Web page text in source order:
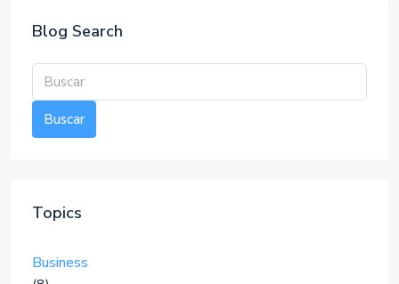
Blog Search
Buscar
Topics
Business